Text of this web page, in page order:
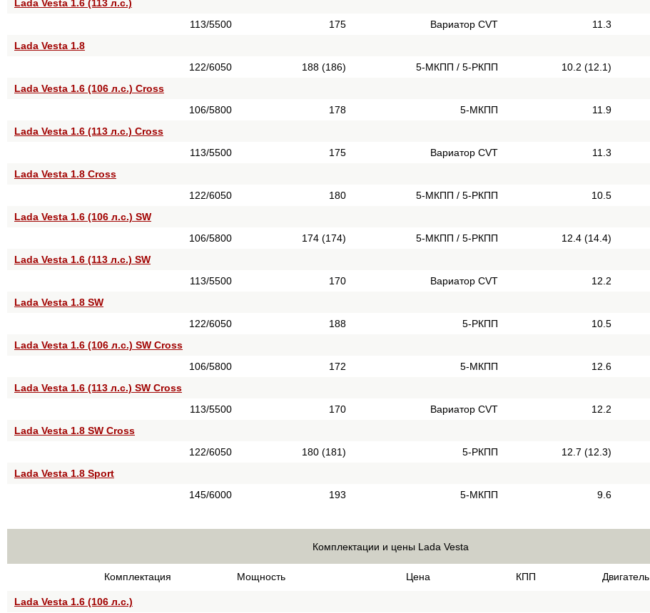
Lada Vesta 1.6 (113 л.с.)
113/5500
175 Вариатор CVT 11.3
Lada Vesta 1.8
122/6050
188 (186) 5-МКПП / 5-РКПП 10.2 (12.1)
Lada Vesta 1.6 (106 л.с.) Cross
106/5800
178 5-МКПП 11.9
Lada Vesta 1.6 (113 л.с.) Cross
113/5500
175 Вариатор CVT 11.3
Lada Vesta 1.8 Cross
122/6050
180 5-МКПП / 5-РКПП 10.5
Lada Vesta 1.6 (106 л.с.) SW
106/5800
174 (174) 5-МКПП / 5-РКПП 12.4 (14.4)
Lada Vesta 1.6 (113 л.с.) SW
113/5500
170 Вариатор CVT 12.2
Lada Vesta 1.8 SW
122/6050
188 5-РКПП 10.5
Lada Vesta 1.6 (106 л.с.) SW Cross
106/5800
172 5-МКПП 12.6
Lada Vesta 1.6 (113 л.с.) SW Cross
113/5500
170 Вариатор CVT 12.2
Lada Vesta 1.8 SW Cross
122/6050
180 (181) 5-РКПП 12.7 (12.3)
Lada Vesta 1.8 Sport
145/6000
193 5-МКПП 9.6
Комплектации и цены Lada Vesta
Комплектация Мощность Цена КПП Двигатель
Lada Vesta 1.6 (106 л.с.)